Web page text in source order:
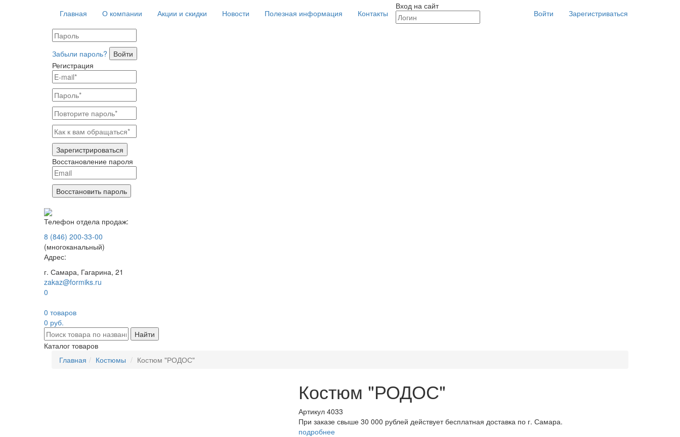
Главная О компании Акции и скидки Новости Полезная информация Контакты Войти Зарегистриваться
Вход на сайт
Забыли пароль?
Войти
Регистрация
Зарегистрироваться
Восстановление пароля
Восстановить пароль
Телефон отдела продаж:
8 (846) 200-33-00
(многоканальный)
Адрес:
г. Самара, Гагарина, 21
zakaz@formiks.ru
0
0 товаров
0 руб.
Найти
Каталог товаров
Главная
Костюмы Костюм "РОДОС"
Костюм "РОДОС"
Артикул 4033
При заказе свыше 30 000 рублей действует бесплатная доставка по г. Самара.
подробнее